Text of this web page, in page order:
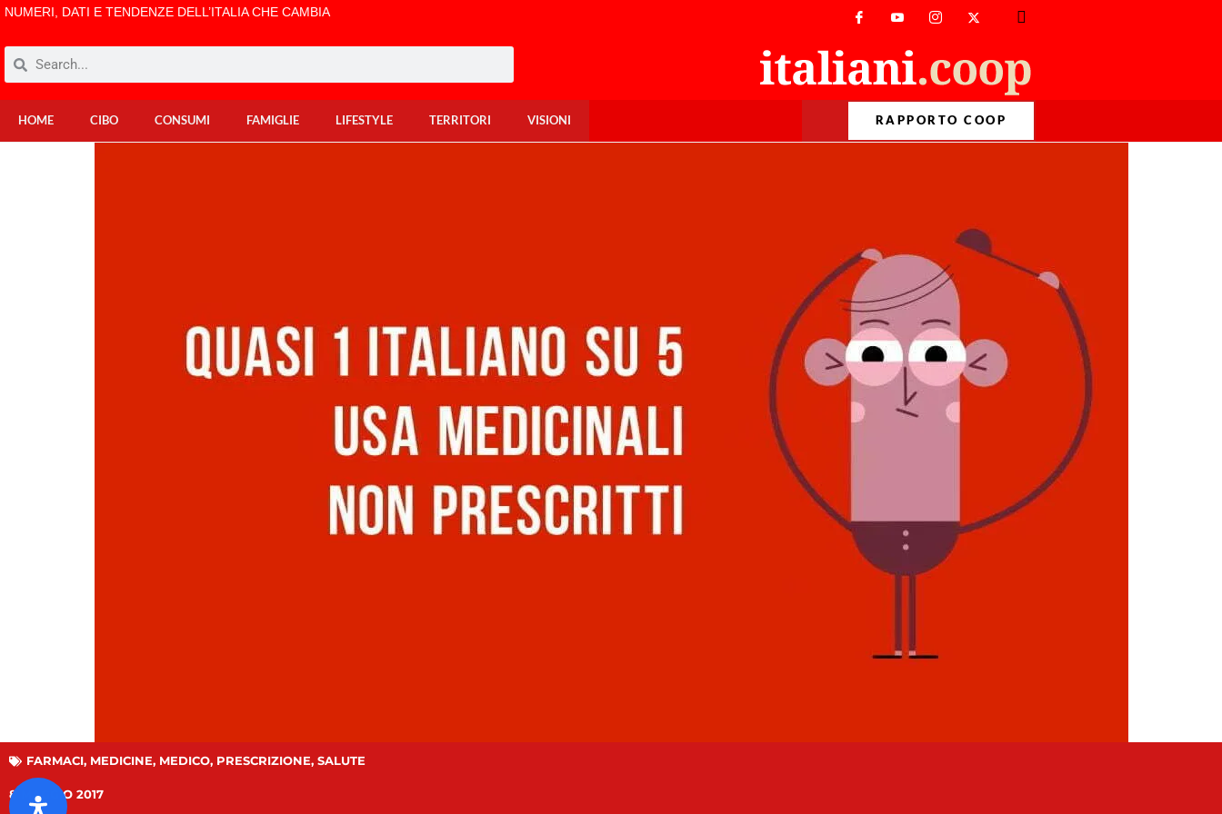
NUMERI, DATI E TENDENZE DELL’ITALIA CHE CAMBIA
HOME CIBO CONSUMI FAMIGLIE LIFESTYLE TERRITORI VISIONI RAPPORTO COOP
> Dataclip > Farmaci? Senza prescrizione.
FARMACI, MEDICINE, MEDICO, PRESCRIZIONE, SALUTE
8 MAGGIO 2017